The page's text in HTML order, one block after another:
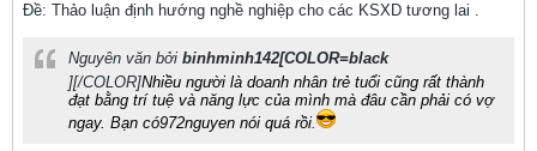
Ðề: Thảo luận định hướng nghề nghiệp cho các KSXD tương lai .
Nguyên văn bởi binhminh142[COLOR=black
][/COLOR]Nhiều người là doanh nhân trẻ tuổi cũng rất thành
đạt bằng trí tuệ và năng lực của mình mà đâu cần phải có vợ
ngay. Bạn có972nguyen nói quá rồi.